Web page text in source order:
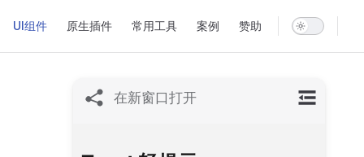
UI组件 原生插件 常用工具 案例 赞助
在新窗口打开